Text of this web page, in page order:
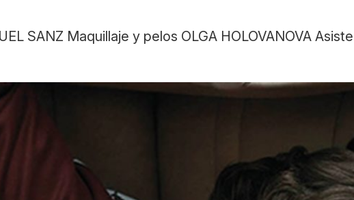
SANZ Maquillaje y pelos OLGA HOLOVANOVA